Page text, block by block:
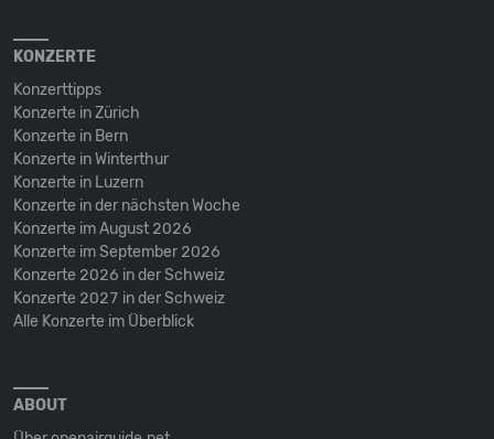
KONZERTE
Konzerttipps
Konzerte in Zürich
Konzerte in Bern
Konzerte in Winterthur
Konzerte in Luzern
Konzerte in der nächsten Woche
Konzerte im August 2026
Konzerte im September 2026
Konzerte 2026 in der Schweiz
Konzerte 2027 in der Schweiz
Alle Konzerte im Überblick
ABOUT